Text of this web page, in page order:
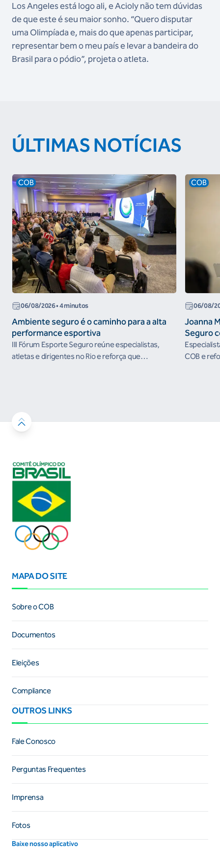
Los Angeles está logo ali, e Acioly não tem dúvidas
de que este é seu maior sonho. “Quero disputar
uma Olimpíada e, mais do que apenas participar,
representar bem o meu país e levar a bandeira do
Brasil para o pódio”, projeta o atleta.
ÚLTIMAS NOTÍCIAS
COB
06/08/2026• 4 minutos
Ambiente seguro é o caminho para a alta
performance esportiva
III Fórum Esporte Seguro reúne especialistas,
atletas e dirigentes no Rio e reforça que
COB
06/08/
Joanna
Seguro
COB e
MAPA DO SITE
Sobre o COB
Documentos
Eleições
Compliance
OUTROS LINKS
Fale Conosco
Perguntas Frequentes
Imprensa
Fotos
Baixe nosso aplicativo